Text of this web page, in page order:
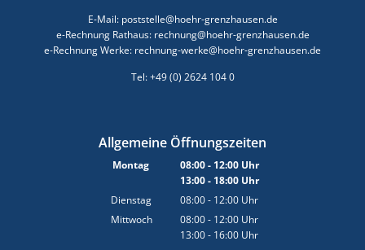
E-Mail: poststelle@hoehr-grenzhausen.de
e-Rechnung Rathaus: rechnung@hoehr-grenzhausen.de
e-Rechnung Werke: rechnung-werke@hoehr-grenzhausen.de
Tel: +49 (0) 2624 104 0
Allgemeine Öffnungszeiten
Montag 08:00- 12:00Uhr
Von 08:00 bis 12:00 Uhr
13:00- 18:00Uhr
Von 13:00 bis 18:00 Uhr
Dienstag 08:00- 12:00 Uhr
Von 08:00 bis 12:00 Uhr
Mittwoch 08:00- 12:00 Uhr
Von 08:00 bis 12:00 Uhr
13:00- 16:00 Uhr